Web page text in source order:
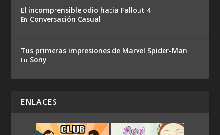
El incomprensible odio hacia Fallout 4
En: Conversación Casual
Tus primeras impresiones de Marvel Spider-Man
En: Sony
ENLACES